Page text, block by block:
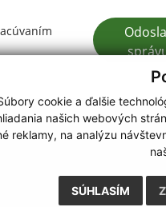
cookie a ďalšie
našich webových
reklamy, na analýzu
SÚHLASÍM
Google
s
2,
s.r.o.